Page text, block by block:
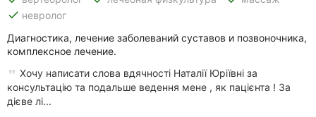
done невролог
Диагностика, лечение заболеваний суставов и позвоночника,
комплексное лечение.
Хочу написати слова вдячності Наталії Юріївні за
консультацію та подальше ведення мене , як пацієнта ! За
дієве лі...